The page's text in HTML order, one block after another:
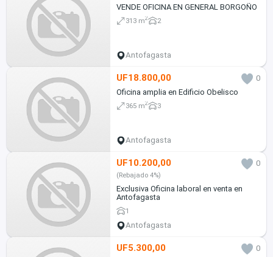
VENDE OFICINA EN GENERAL BORGOÑO
313 m2 2
Antofagasta
UF18.800,00
0
Oficina amplia en Edificio Obelisco
365 m2 3
Antofagasta
UF10.200,00 0
(Rebajado 4%)
Exclusiva Oficina laboral en venta en
Antofagasta
1
Antofagasta
UF5.300,00
0